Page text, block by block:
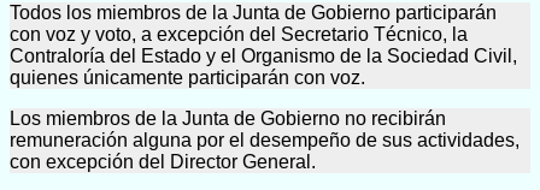
Todos los miembros de la Junta de Gobierno participarán
con voz y voto, a excepción del Secretario Técnico, la
Contraloría del Estado y el Organismo de la Sociedad Civil,
quienes únicamente participarán con voz.
Los miembros de la Junta de Gobierno no recibirán
remuneración alguna por el desempeño de sus actividades,
con excepción del Director General.